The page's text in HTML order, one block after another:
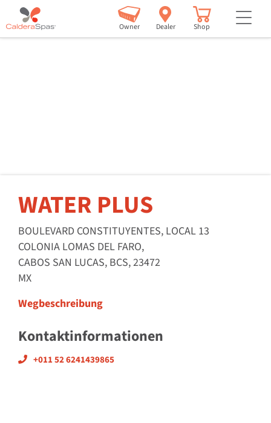
Owner Dealer Shop
WATER PLUS
BOULEVARD CONSTITUYENTES, LOCAL 13
COLONIA LOMAS DEL FARO,
CABOS SAN LUCAS, BCS, 23472
MX
Wegbeschreibung
Kontaktinformationen
+011 52 6241439865